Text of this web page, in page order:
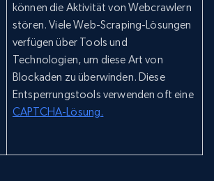
können die Aktivität von Webcrawlern
stören. Viele Web-Scraping-Lösungen
verfügen über Tools und
Technologien, um diese Art von
Blockaden zu überwinden. Diese
Entsperrungstools verwenden oft eine
CAPTCHA-Lösung.